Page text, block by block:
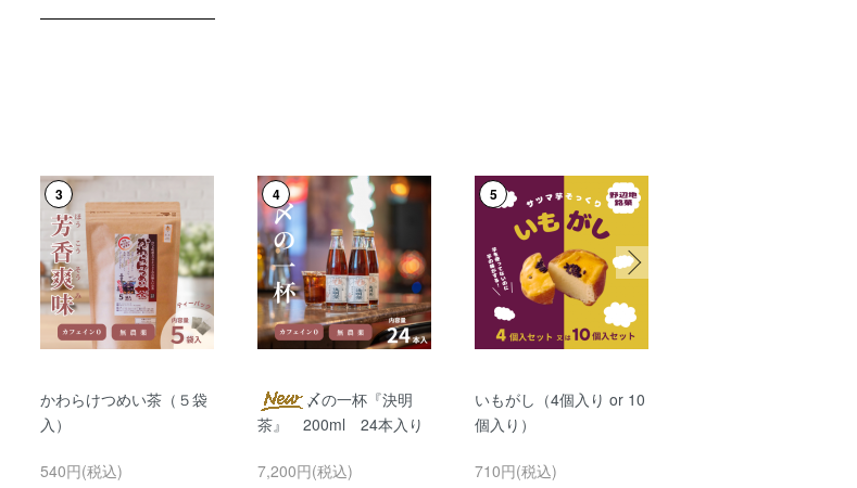
3
かわらけつめい茶（５袋
入）
540円(税込)
4
〆の一杯『決明
茶』 200ml 24本入り
7,200円(税込)
5
いもがし（4個入り or 10
個入り）
710円(税込)